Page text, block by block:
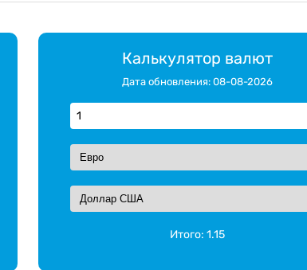
Калькулятор валют
Дата обновления: 08-08-2026
Итого:1.15